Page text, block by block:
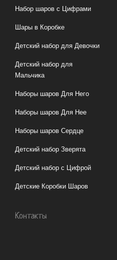
Набор шаров с Цифрами
Шары в Коробке
Детский набор для Девочки
Детский набор для
Мальчика
Наборы шаров Для Него
Наборы шаров Для Нее
Наборы шаров Сердце
Детский набор Зверята
Детский набор с Цифрой
Детские Коробки Шаров
Контакты